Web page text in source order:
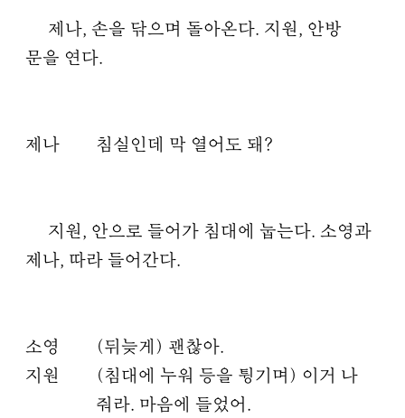
제나, 손을 닦으며 돌아온다. 지원, 안방
문을 연다.
제나 침실인데 막 열어도 돼?
지원, 안으로 들어가 침대에 눕는다. 소영과
제나, 따라 들어간다.
소영
(뒤늦게) 괜찮아.
지원
(침대에 누워 등을 튕기며) 이거 나
줘라. 마음에 들었어.